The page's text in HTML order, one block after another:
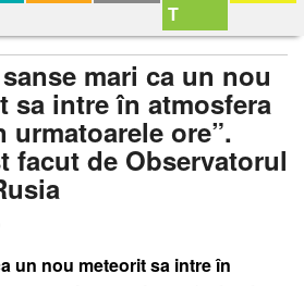
T
mari ca un nou
sa intre în atmosfera
urmatoarele ore”.
facut de Observatorul
un nou meteorit sa intre în